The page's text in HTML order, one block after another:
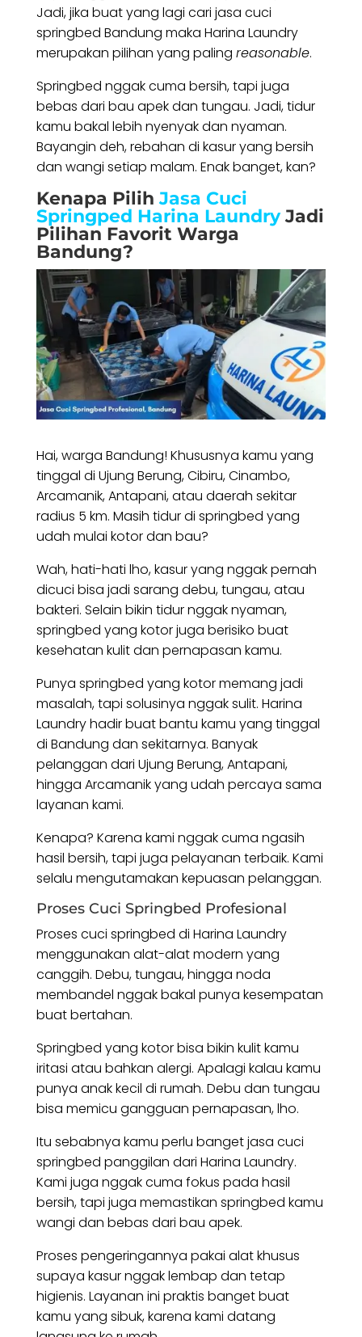
Jadi, jika buat yang lagi cari jasa cuci
springbed Bandung maka Harina Laundry
merupakan pilihan yang paling reasonable.
Springbed nggak cuma bersih, tapi juga
bebas dari bau apek dan tungau. Jadi, tidur
kamu bakal lebih nyenyak dan nyaman.
Bayangin deh, rebahan di kasur yang bersih
dan wangi setiap malam. Enak banget, kan?
Kenapa Pilih Jasa Cuci
Springped Harina LaundryJadi
Pilihan Favorit Warga
Bandung?
Hai, warga Bandung! Khususnya kamu yang
tinggal di Ujung Berung, Cibiru, Cinambo,
Arcamanik, Antapani, atau daerah sekitar
radius 5 km. Masih tidur di springbed yang
udah mulai kotor dan bau?
Wah, hati-hati lho, kasur yang nggak pernah
dicuci bisa jadi sarang debu, tungau, atau
bakteri. Selain bikin tidur nggak nyaman,
springbed yang kotor juga berisiko buat
kesehatan kulit dan pernapasan kamu.
Punya springbed yang kotor memang jadi
masalah, tapi solusinya nggak sulit. Harina
Laundry hadir buat bantu kamu yang tinggal
di Bandung dan sekitarnya. Banyak
pelanggan dari Ujung Berung, Antapani,
hingga Arcamanik yang udah percaya sama
layanan kami.
Kenapa? Karena kami nggak cuma ngasih
hasil bersih, tapi juga pelayanan terbaik. Kami
selalu mengutamakan kepuasan pelanggan.
Proses Cuci Springbed Profesional
Proses cuci springbed di Harina Laundry
menggunakan alat-alat modern yang
canggih. Debu, tungau, hingga noda
membandel nggak bakal punya kesempatan
buat bertahan.
Springbed yang kotor bisa bikin kulit kamu
iritasi atau bahkan alergi. Apalagi kalau kamu
punya anak kecil di rumah. Debu dan tungau
bisa memicu gangguan pernapasan, lho.
Itu sebabnya kamu perlu banget jasa cuci
springbed panggilan dari Harina Laundry.
Kami juga nggak cuma fokus pada hasil
bersih, tapi juga memastikan springbed kamu
wangi dan bebas dari bau apek.
Proses pengeringannya pakai alat khusus
supaya kasur nggak lembap dan tetap
higienis. Layanan ini praktis banget buat
kamu yang sibuk, karena kami datang